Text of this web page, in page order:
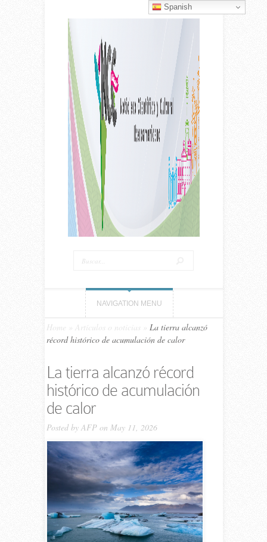
NAVIGATION MENU
Home Artículos o noticias
La tierra alcanzó
récord histórico de acumulación de calor
La tierra alcanzó récord
histórico de acumulación
de calor
Posted by AFPon May 11, 2026
Spanish